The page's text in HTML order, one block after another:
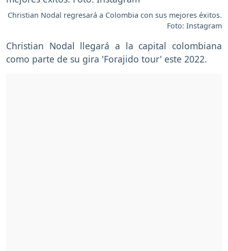
Christian Nodal regresará a Colombia con sus mejores éxitos.
Foto: Instagram
Christian Nodal llegará a la capital colombiana
como parte de su gira 'Forajido tour' este 2022.